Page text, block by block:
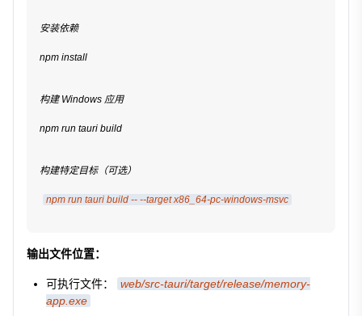
安装依赖
npm install
构建 Windows 应用
npm run tauri build
构建特定目标（可选）
npm run tauri build -- --target x86_64-pc-windows-msvc
输出文件位置：
可执行文件：
web/src-tauri/target/release/memory-
app.exe